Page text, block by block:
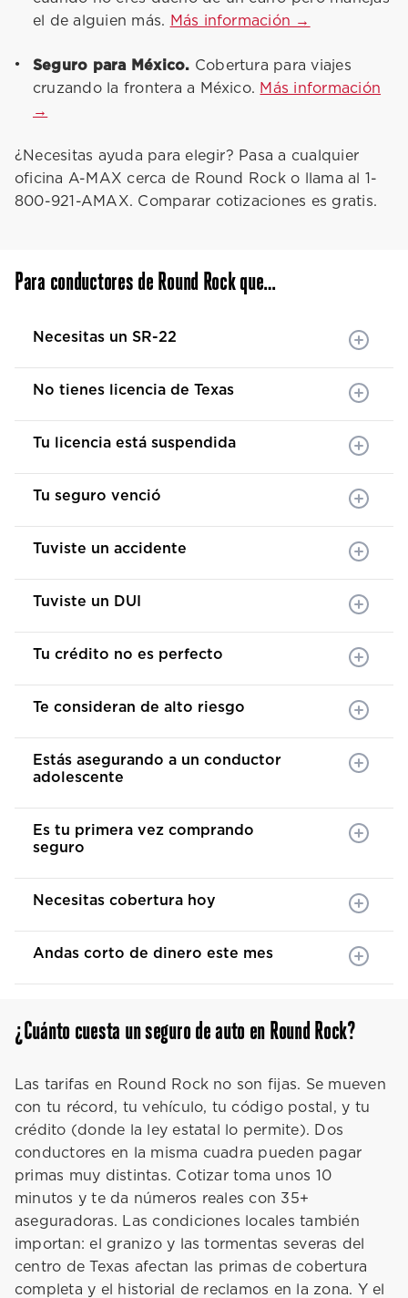
el de alguien más. Más información →
Seguro para México. Cobertura para viajes
cruzando la frontera a México. Más información
→
¿Necesitas ayuda para elegir? Pasa a cualquier
oficina A-MAX cerca de Round Rock o llama al 1-
800-921-AMAX. Comparar cotizaciones es gratis.
Para conductores de Round Rock que…
Necesitas un SR-22
No tienes licencia de Texas
Tu licencia está suspendida
Tu seguro venció
Tuviste un accidente
Tuviste un DUI
Tu crédito no es perfecto
Te consideran de alto riesgo
Estás asegurando a un conductor
adolescente
Es tu primera vez comprando
seguro
Necesitas cobertura hoy
Andas corto de dinero este mes
¿Cuánto cuesta un seguro de auto en Round Rock?
Las tarifas en Round Rock no son fijas. Se mueven
con tu récord, tu vehículo, tu código postal, y tu
crédito (donde la ley estatal lo permite). Dos
conductores en la misma cuadra pueden pagar
primas muy distintas. Cotizar toma unos 10
minutos y te da números reales con 35+
aseguradoras. Las condiciones locales también
importan: el granizo y las tormentas severas del
centro de Texas afectan las primas de cobertura
completa y el historial de reclamos en la zona. Y el